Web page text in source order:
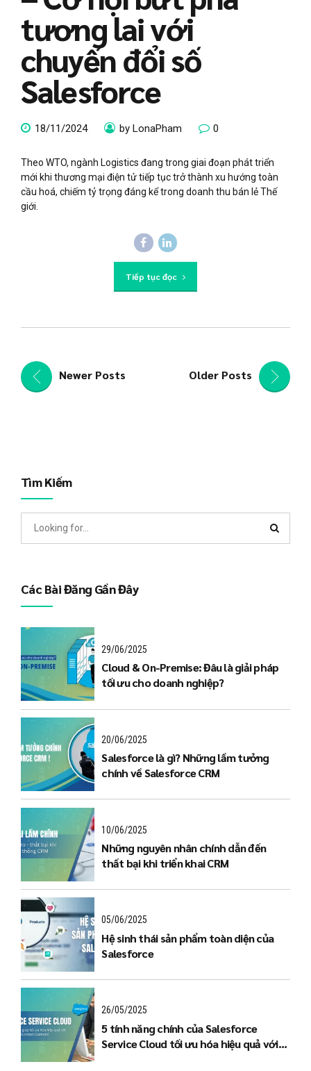
tương lai với
chuyển đổi số
Salesforce
18/11/2024 by LonaPham 0
Theo WTO, ngành Logistics đang trong giai đoạn phát triển
mới khi thương mại điện tử tiếp tục trở thành xu hướng toàn
cầu hoá, chiếm tỷ trọng đáng kể trong doanh thu bán lẻ Thế
giới.
Tiếp tục đọc
Newer Posts Older Posts
Tìm Kiếm
Các Bài Đăng Gần Đây
29/06/2025
Cloud & On-Premise: Đâu là giải pháp
tối ưu cho doanh nghiệp?
20/06/2025
Salesforce là gì? Những lầm tưởng
chính về Salesforce CRM
10/06/2025
Những nguyên nhân chính dẫn đến
thất bại khi triển khai CRM
05/06/2025
Hệ sinh thái sản phẩm toàn diện của
Salesforce
26/05/2025
5 tính năng chính của Salesforce
Service Cloud tối ưu hóa hiệu quả với